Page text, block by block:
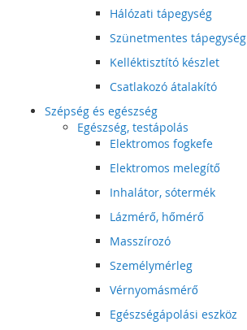
Hálózati tápegység
Szünetmentes tápegység
Kelléktisztító készlet
Csatlakozó átalakító
Szépség és egészség
Egészség, testápolás
Elektromos fogkefe
Elektromos melegítő
Inhalátor, sótermék
Lázmérő, hőmérő
Masszírozó
Személymérleg
Vérnyomásmérő
Egészségápolási eszköz